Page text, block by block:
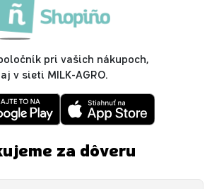
pri vašich nákupoch,
aj v sieti MILK-AGRO.
za dôveru